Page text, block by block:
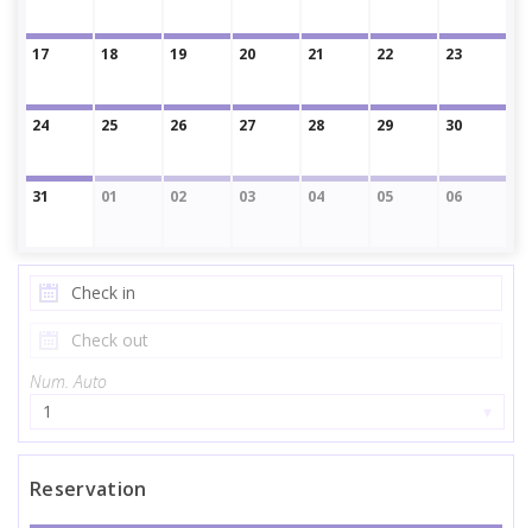
17 18 19 20 21 22 23
24 25 26 27 28 29 30
31 01 02 03 04 05 06
Num. Auto
1
Reservation